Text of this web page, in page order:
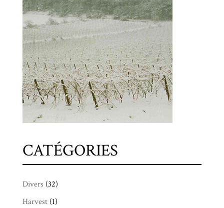
CATÉGORIES
Divers (32)
Harvest(1)